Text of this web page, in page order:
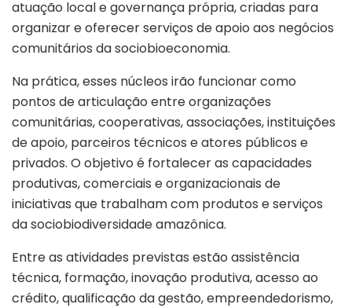
atuação local e governança própria, criadas para
organizar e oferecer serviços de apoio aos negócios
comunitários da sociobioeconomia.
Na prática, esses núcleos irão funcionar como
pontos de articulação entre organizações
comunitárias, cooperativas, associações, instituições
de apoio, parceiros técnicos e atores públicos e
privados. O objetivo é fortalecer as capacidades
produtivas, comerciais e organizacionais de
iniciativas que trabalham com produtos e serviços
da sociobiodiversidade amazônica.
Entre as atividades previstas estão assistência
técnica, formação, inovação produtiva, acesso ao
crédito, qualificação da gestão, empreendedorismo,